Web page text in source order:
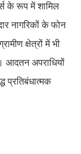
के रूप में शामिल
नागरिकों के फोन
क्षेत्रों में भी
आदतन अपराधियों
प्रतिबंधात्मक